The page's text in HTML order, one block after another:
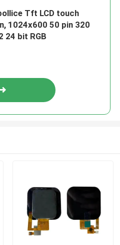
Tft LCD touch
1024x600 50 pin 320
24 bit RGB